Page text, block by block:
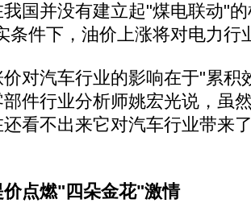
国并没有建立起"煤电联动"
条件下，油价上涨将对电力行
汽车行业的影响在于"累积
件行业分析师姚宏光说，虽
看不出来它对汽车行业带来
价点燃"四朵金花"激情